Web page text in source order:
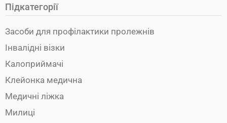
Підкатегорії
Засоби для профілактики пролежнів
Інвалідні візки
Калоприймачі
Клейонка медична
Медичні ліжка
Милиці